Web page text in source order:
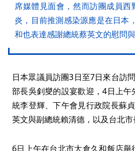
席媒體見面會，然而訪團成員西
炎，目前推測感染源應是在日本
和也表達感謝總統蔡英文的慰問與
日本眾議員訪團3日至7日來台訪
部長吳釗燮的設宴歡迎，4日上
統李登輝、下午會見行政院長蘇
英文與副總統賴清德，以及台北市
6日上午在台北市大倉久和飯店